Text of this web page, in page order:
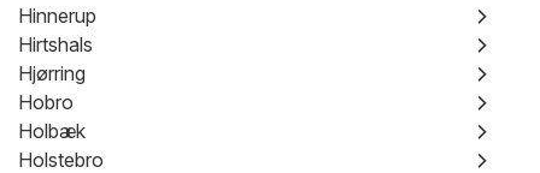
Hinnerup
Hirtshals
Hjørring
Hobro
Holbæk
Holstebro